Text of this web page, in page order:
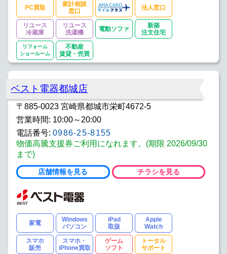
PC買取
家計相談
窓口
法人窓口
リユース
冷蔵庫
リユース
洗濯機
電動ソファ
新築
注文住宅
リフォーム
ショールーム
不動産
賃貸・売買
ベスト電器都城店
〒885-0023 宮崎県都城市栄町4672-5
営業時間: 10:00～20:00
電話番号: 0986-25-8155
物価高騰支援券ご利用になれます。(期限 2026/09/30
まで)
店舗情報を見る チラシを見る
家電
Windows
パソコン
iPad
取扱
Apple
Watch
スマホ
販売
スマホ・
iPhone買取
ゲーム
ソフト
トータル
サポート